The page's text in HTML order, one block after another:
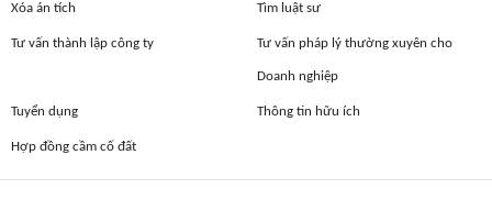
Xóa án tích Tìm luật sư
Tư vấn thành lập công ty Tư vấn pháp lý thường xuyên cho
Doanh nghiệp
Tuyển dụng Thông tin hữu ích
Hợp đồng cầm cố đất